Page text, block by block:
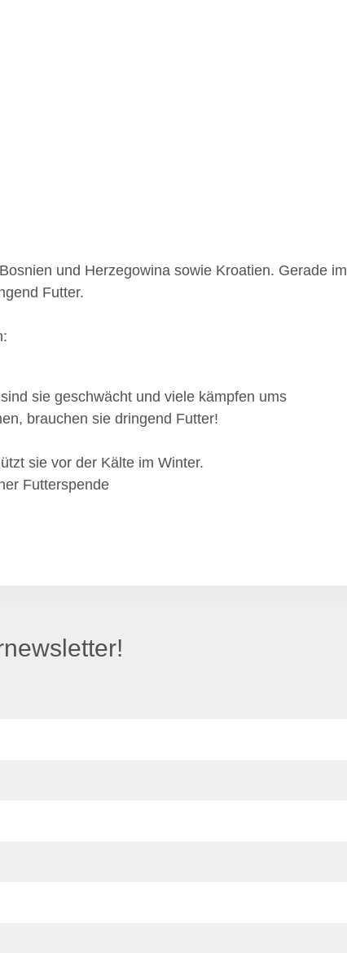
und Herzegowina sowie Kroatien. Gerade im
Futter.
sie geschwächt und viele kämpfen ums
brauchen sie dringend Futter!
sie vor der Kälte im Winter.
Futterspende